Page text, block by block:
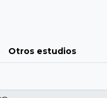
Otros estudios